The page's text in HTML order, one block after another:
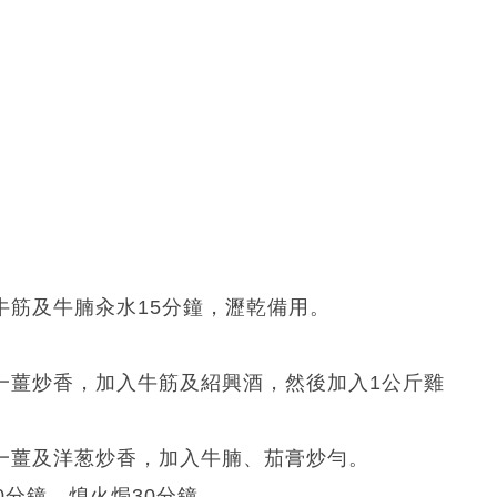
及牛腩汆水15分鐘，瀝乾備用。
炒香，加入牛筋及紹興酒，然後加入1公斤雞
及洋葱炒香，加入牛腩、茄膏炒勻。